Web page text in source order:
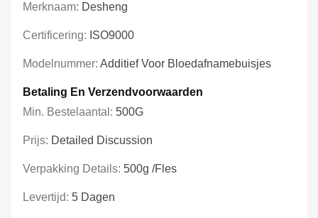
Merknaam: Desheng
Certificering: ISO9000
Modelnummer: Additief Voor Bloedafnamebuisjes
Betaling En Verzendvoorwaarden
Min. Bestelaantal: 500G
Prijs: Detailed Discussion
Verpakking Details: 500g /fles
Levertijd: 5 Dagen